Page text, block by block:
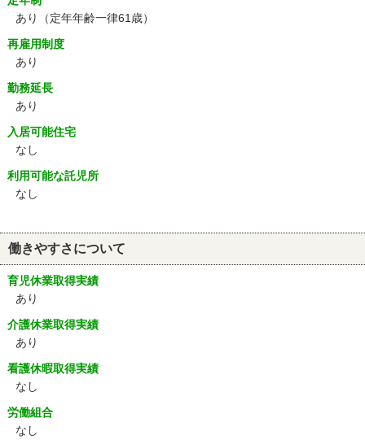
あり
（定年年齢一律61歳）
再雇用制度
あり
勤務延長
あり
入居可能住宅
なし
利用可能な託児所
なし
働きやすさについて
育児休業取得実績
あり
介護休業取得実績
あり
看護休暇取得実績
なし
労働組合
なし